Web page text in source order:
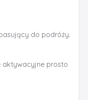
do podróży.
aktywacyjne prosto